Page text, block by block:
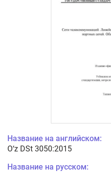
Название на английском:
O‘z DSt 3050:2015
Название на русском: